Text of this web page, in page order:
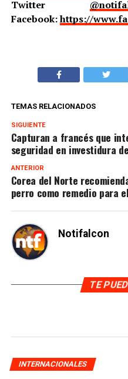
Twitter
Facebook:https://
TEMAS RELACIONADOS
SIGUIENTE
Capturan a francés que
seguridad en investidura
ANTERIOR
Corea del Norte
perro como remedio para
Notifalcon
TE
INTERNACIONALES